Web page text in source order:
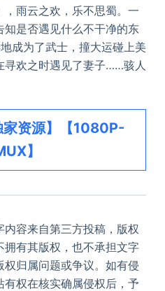
雨云之欢，乐不思蜀。一
是否遇见什么不干净的东
成为了武士，撞大运碰上美
寻欢之时遇见了妻子……骇人
家资源】【1080P-
】
容来自第三方投稿，版权
有其版权，也不承担文字
归属问题或争议。如有侵
权在核实确属侵权后，予